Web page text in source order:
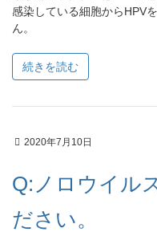
感染している細胞からHPV
ん。
続きを読む
2020年7月10日
Q:ノロウイル
ださい。